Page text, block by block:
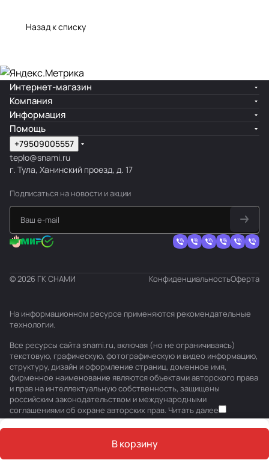
Назад к списку
В корзину
Интернет-магазин
Компания
Информация
Помощь
+79509005557
teplo@snami.ru
г. Тула, Ханинский проезд, д. 17
Подписаться на новости и акции
© 2026 ГК СНАМИ КонфиденциальностьОферта
На информационном ресурсе применяются рекомендательные
технологии.
Все ресурсы сайта snami.ru, включая (но не ограничиваясь)
текстовую, графическую, фотографическую и видео информацию,
структуру, дизайн и оформление страниц, доменное имя,
фирменное наименование являются объектами авторского права
и прав на интеллектуальную собственность, защищены
российским законодательством и международными
соглашениями об охране авторских прав. Читать далее